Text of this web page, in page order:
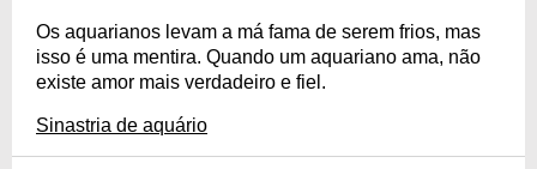
Os aquarianos levam a má fama de serem frios, mas
isso é uma mentira. Quando um aquariano ama, não
existe amor mais verdadeiro e fiel.
Sinastria de aquário